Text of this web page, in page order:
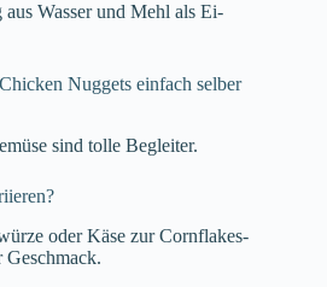
Wasser und Mehl als Ei-
Nuggets einfach selber
sind tolle Begleiter.
oder Käse zur Cornflakes-
Geschmack.